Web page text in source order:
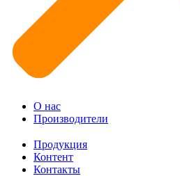
О нас
Производители
Продукция
Контент
Контакты